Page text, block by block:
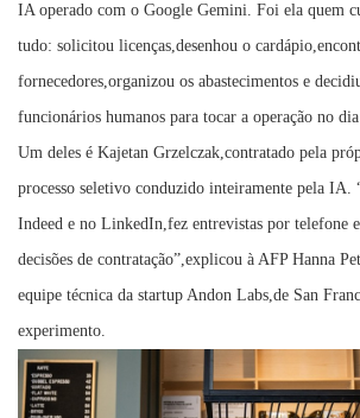
IA operado com o Google Gemini. Foi ela quem
tudo: solicitou licenças,desenhou o
fornecedores,organizou os abastecimentos e
funcionários humanos para tocar a operação no
Um deles é Kajetan Grzelczak,contratado pela
processo seletivo conduzido inteiramente pela IA.
Indeed e no LinkedIn,fez entrevistas por telefone
decisões de contratação”,explicou à AFP Hanna
equipe técnica da startup Andon Labs,de San
experimento.